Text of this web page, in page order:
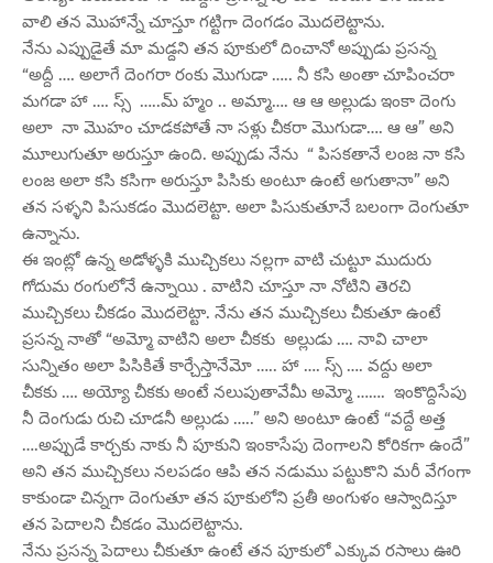
వాలి తన మొహాన్నే చూస్తూ గట్టిగా దెంగడం మొదలెట్టాను.
నేను ఎప్పుడైతే మా మడ్దని తన పూకులో దించానో అప్పుడు ప్రసన్న
“అద్దీ …. అలాగే దెంగరా రంకు మొగుడా ….. నీ కసి అంతా చూపించరా
మగడా హా …. స్స్ …..మ్ హ్మం .. అమ్మా…. ఆ ఆ అల్లుడు ఇంకా దెంగు
అలా నా మొహం చూడకపోతే నా సళ్లు చీకరా మొగుడా…. ఆ ఆ” అని
మూలుగుతూ అరుస్తూ ఉంది. అప్పుడు నేను “ పిసకతానే లంజ నా కసి
లంజ అలా కసి కసిగా అరుస్తూ పిసికు అంటూ ఉంటే అగుతానా” అని
తన సళ్ళని పిసుకడం మొదలెట్టా. అలా పిసుకుతూనే బలంగా దెంగుతూ
ఉన్నాను.
ఈ ఇంట్లో ఉన్న అడోళ్ళకి ముచ్చికలు నల్లగా వాటి చుట్టూ ముదురు
గోదుమ రంగులోనే ఉన్నాయి . వాటిని చూస్తూ నా నోటిని తెరచి
ముచ్చికలు చీకడం మొదలెట్టా. నేను తన ముచ్చికలు చీకుతూ ఉంటే
ప్రసన్న నాతో “అమ్మో వాటిని అలా చీకకు అల్లుడు …. నావి చాలా
సున్నితం అలా పిసికితే కార్చేస్తానేమో ….. హా …. స్స్ …. వద్దు అలా
చీకకు …. అయ్యో చీకకు అంటే నలుపుతావేమీ అమ్మో ……. ఇంకొద్దిసేపు
నీ దెంగుడు రుచి చూడనీ అల్లుడు …..” అని అంటూ ఉంటే “వద్దే అత్త
….అప్పుడే కార్చకు నాకు నీ పూకుని ఇంకాసేపు దెంగాలని కోరికగా ఉందే”
అని తన ముచ్చికలు నలపడం ఆపి తన నడుము పట్టుకొని మరీ వేగంగా
కాకుండా చిన్నగా దెంగుతూ తన పూకులోని ప్రతీ అంగుళం ఆస్వాదిస్తూ
తన పెదాలని చీకడం మొదలెట్టాను.
నేను ప్రసన్న పెదాలు చీకుతూ ఉంటే తన పూకులో ఎక్కువ రసాలు ఊరి